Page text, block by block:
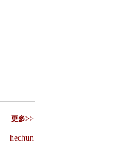
更多>>
hechun